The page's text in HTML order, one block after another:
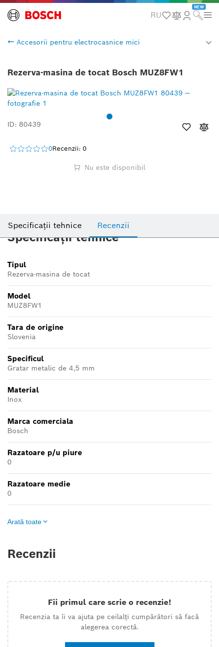
RU
NEW
Accesorii pentru electrocasnice mici
Rezerva-masina de tocat Bosch MUZ8FW1
ID: 80439
0Recenzii: 0
Nu este disponibil
Specificații tehnice Recenzii
Specificații tehnice
Tipul
Rezerva-masina de tocat
Model
MUZ8FW1
Tara de origine
Slovenia
Specificul
Gratar metalic de 4,5 mm
Material
Inox
Marca comerciala
Bosch
Razatoare p/u piure
0
Razatoare medie
0
Arată toate
Recenzii
Fii primul care scrie o recenzie!
Recenzia ta îi va ajuta pe ceilalți cumpărători să facă
alegerea corectă.